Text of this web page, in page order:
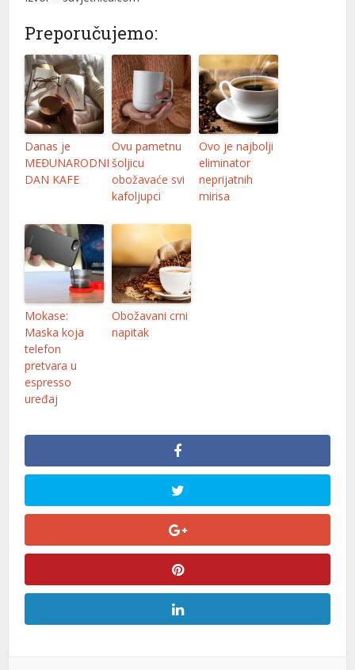
Preporučujemo:
Danas je
MEĐUNARODNI
DAN KAFE
Ovu pametnu
šoljicu
obožavaće svi
kafoljupci
Ovo je najbolji
eliminator
neprijatnih
mirisa
Mokase:
Maska koja
telefon
pretvara u
espresso
uređaj
Obožavani crni
napitak